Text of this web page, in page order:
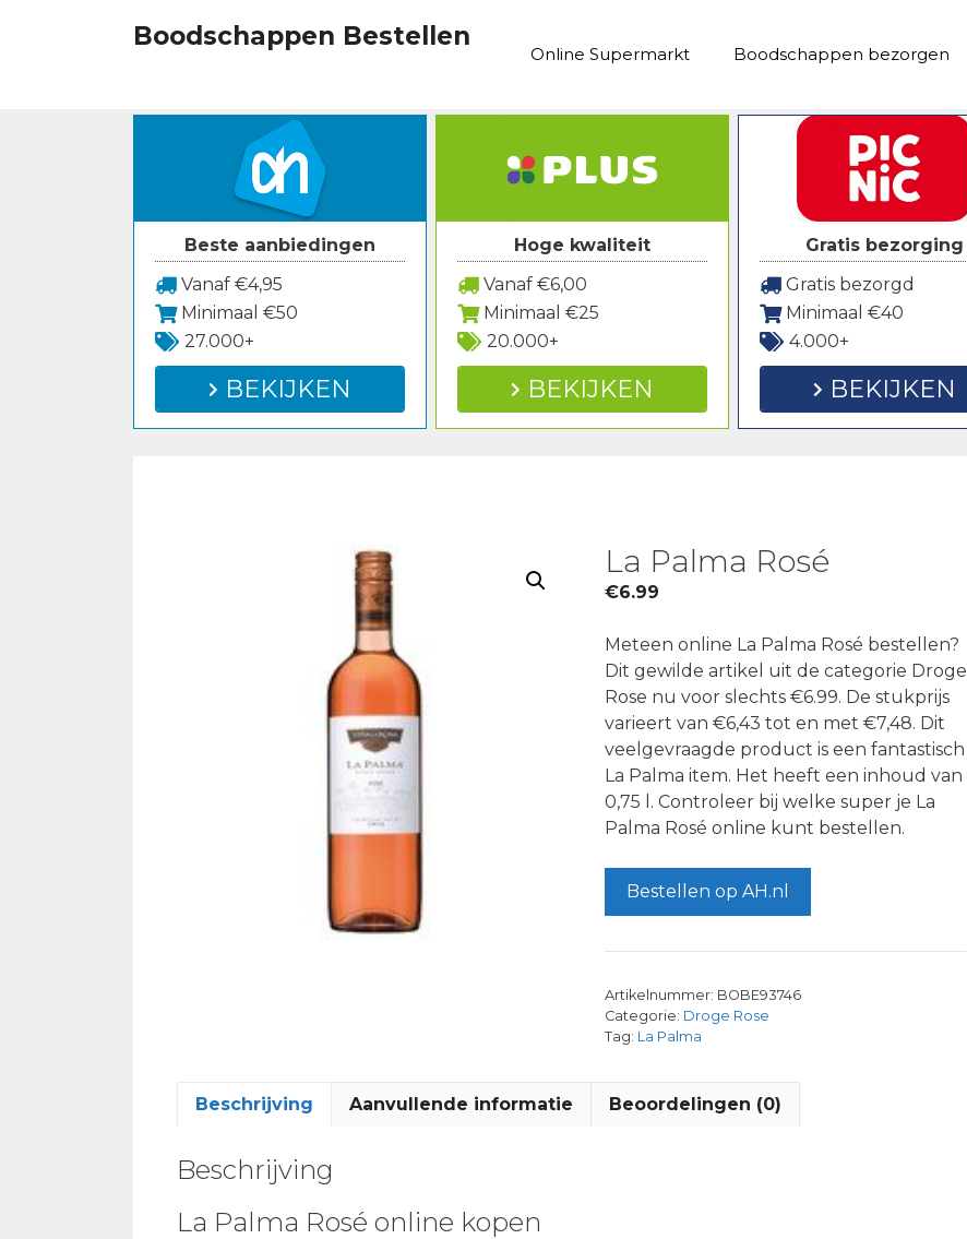
Boodschappen Bestellen
Online Supermarkt Boodschappen bezorgen
Beste aanbiedingen
Vanaf €4,95
Minimaal €50
27.000+
BEKIJKEN
Hoge kwaliteit
Vanaf €6,00
Minimaal €25
20.000+
BEKIJKEN
Gratis bezorging
Gratis bezorgd
Minimaal €40
4.000+
BEKIJKEN
La Palma Rosé
€6.99
Meteen online La Palma Rosé bestellen?
Dit gewilde artikel uit de categorie Droge
Rose nu voor slechts €6.99. De stukprijs
varieert van €6,43 tot en met €7,48. Dit
veelgevraagde product is een fantastisch
La Palma item. Het heeft een inhoud van
0,75 l. Controleer bij welke super je La
Palma Rosé online kunt bestellen.
Bestellen op AH.nl
Artikelnummer: BOBE93746
Categorie: Droge Rose
Tag: La Palma
Beschrijving Aanvullende informatie Beoordelingen (0)
Beschrijving
La Palma Rosé online kopen